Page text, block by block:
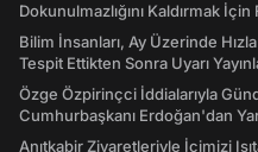
Dokunulmazlığını Kaldırmak İçin
Bilim İnsanları, Ay Üzerinde
Tespit Ettikten Sonra Uyarı
Özge Özpirinçci İddialarıyla
Cumhurbaşkanı Erdoğan'dan
Anıtkabir Ziyaretleriyle İçimizi